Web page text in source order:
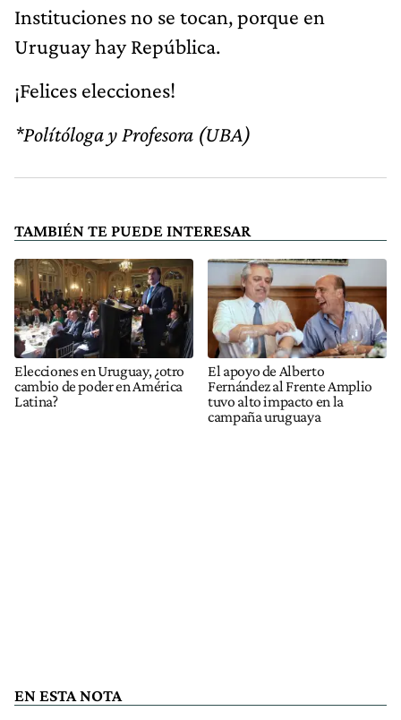
Instituciones no se tocan, porque en
Uruguay hay República.
¡Felices elecciones!
*Polítóloga y Profesora (UBA)
TAMBIÉN TE PUEDE INTERESAR
Elecciones en Uruguay, ¿otro
cambio de poder en América
Latina?
El apoyo de Alberto
Fernández al Frente Amplio
tuvo alto impacto en la
campaña uruguaya
EN ESTA NOTA